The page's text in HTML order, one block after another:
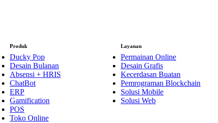
Produk
Ducky Pop
Desain Bulanan
Absensi + HRIS
ChatBot
ERP
Gamification
POS
Toko Online
Layanan
Permainan Online
Desain Grafis
Kecerdasan Buatan
Pemrograman Blockchain
Solusi Mobile
Solusi Web